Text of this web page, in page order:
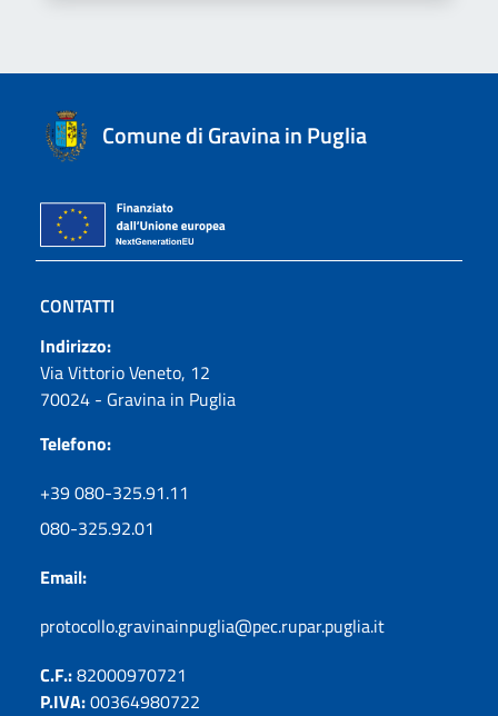
Comune di Gravina in Puglia
CONTATTI
Indirizzo:
Via Vittorio Veneto, 12
70024 - Gravina in Puglia
Telefono:
+39 080-325.91.11
080-325.92.01
Email:
protocollo.gravinainpuglia@pec.rupar.puglia.it
C.F.:82000970721
P.IVA:00364980722